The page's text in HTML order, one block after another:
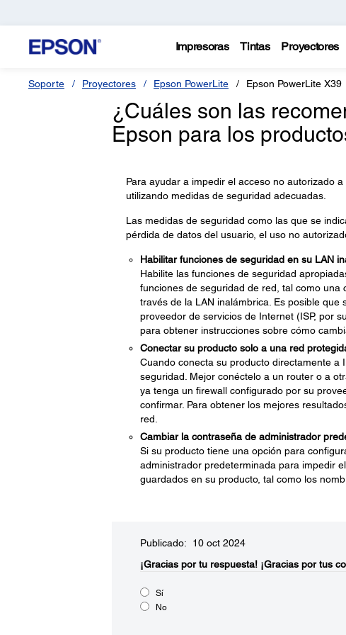
Impresoras Tintas Proyectores
Soporte Proyectores Epson PowerLite Epson PowerLite X39
¿Cuáles son las
Epson para los
Para ayudar a impedir el acceso no autorizado
utilizando medidas de seguridad adecuadas.
Las medidas de seguridad como las que se
pérdida de datos del usuario, el uso no
Habilitar funciones de seguridad en su LAN
Habilite las funciones de seguridad
funciones de seguridad de red, tal como
través de la LAN inalámbrica. Es posible
proveedor de servicios de Internet (ISP, por
para obtener instrucciones sobre cómo
Conectar su producto solo a una red
Cuando conecta su producto directamente
seguridad. Mejor conéctelo a un router o a
ya tenga un firewall configurado por su
confirmar. Para obtener los mejores
red.
Cambiar la contraseña de administrador
Si su producto tiene una opción para
administrador predeterminada para impedir
guardados en su producto, tal como los
Publicado: 10 oct 2024
¡Gracias por tu respuesta! ¡Gracias por tus
Sí
No